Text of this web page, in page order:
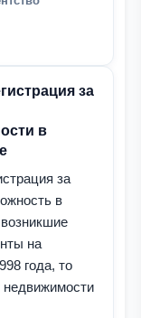
за
в
за
в
на
года, то
недвижимости